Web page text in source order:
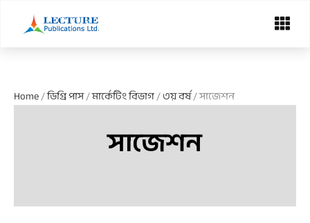
Menu
Home/ডিগ্রি পাস/মার্কেটিং বিভাগ/৩য় বর্ষ/ সাজেশন
সাজেশন